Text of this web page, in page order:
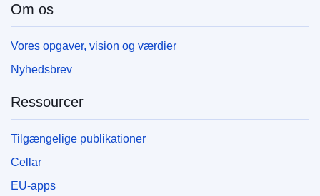
Om os
Vores opgaver, vision og værdier
Nyhedsbrev
Ressourcer
Tilgængelige publikationer
Cellar
EU-apps